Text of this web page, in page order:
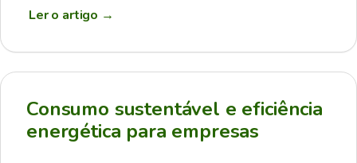
Ler o artigo →
Consumo sustentável e eficiência
energética para empresas